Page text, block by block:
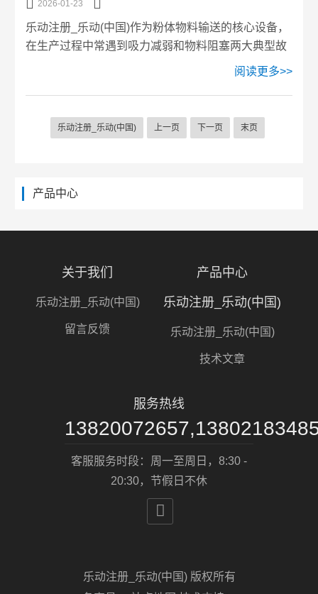
机构包括真空泵电机、气动阀门、反吹装置等，由
PLC根据预设程序精确控制启停。触摸屏作为人机交
 2026-01-23 
乐动注册_乐动(中国)作为粉体物料输送的核心设备，
在生产过程中常遇到吸力减弱和物料阻塞两大典型故
障。掌握正确的排查方法和维护规范，对保障设备稳
不足会导致反吹力度不够，过滤器表面粉尘无法及时
清理，直接影响吸料速度。检查气源管路是否畅通，
止漏气影响真空度。检查桶圈是否全部放入S边中，
阅读更多>>
乐动注册_乐动(中国) 上一页 下一页 末页
产品中心
关于我们
乐动注册_乐动(中国)
留言反馈
产品中心
乐动注册_乐动(中国)
乐动注册_乐动(中国)
技术文章
服务热线
客服服务时段：周一至周日，8:30 -
20:30，节假日不休

乐动注册_乐动(中国) 版权所有